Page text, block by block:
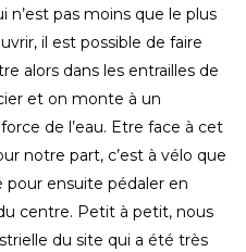
n’est pas moins que le plus
il est possible de faire
alors dans les entrailles de
et on monte à un
de l’eau. Etre face à cet
notre part, c’est à vélo que
pour ensuite pédaler en
centre. Petit à petit, nous
du site qui a été très